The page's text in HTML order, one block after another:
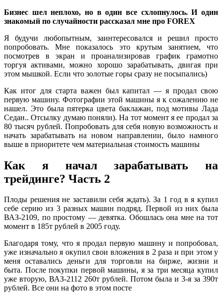
Бизнес шел неплохо, но в один все схлопнулось. И один
знакомый по случайности рассказал мне про FOREX
Я будучи любопытным, заинтересовался и решил просто
попробовать. Мне показалось это крутым занятием, что
посмотрев в экран и проанализировав график грамотно
торгуя активами, можно хорошо зарабатывать, двигая при
этом мышкой. Если что золотые горы сразу не посыпались)
Как итог для старта важен был капитал — я продал свою
первую машину. Фотографии этой машины я к сожалению не
нашел. Это была пятерка цвета баклажан, под мотивы Лада
Седан.. Отсылку думаю поняли). На тот момент я ее продал за
80 тысяч рублей. Попробовать для себя новую возможность и
начать зарабатывать на новом направлении, было намного
выше в приоритете чем материальная стоимость машины
Как я начал зарабатывать на
трейдинге? Часть 2
Плоды решения не заставили себя ждать). За 1 год в я купил
себе серию из 3 разных машин подряд. Первой из них была
ВАЗ-2109, по простому — девятка. Обошлась она мне на тот
момент в 185т рублей в 2005 году.
Благодаря тому, что я продал первую машину и попробовал,
уже изначально я окупил свои вложения в 2 раза и при этом у
меня оставались деньги для торговли на бирже, жизни и
быта. После покупки первой машины, я за три месяца купил
уже вторую, ВАЗ-2112 260т рублей. Потом была и 3-я за 390т
рублей. Все они на фото в этом посте